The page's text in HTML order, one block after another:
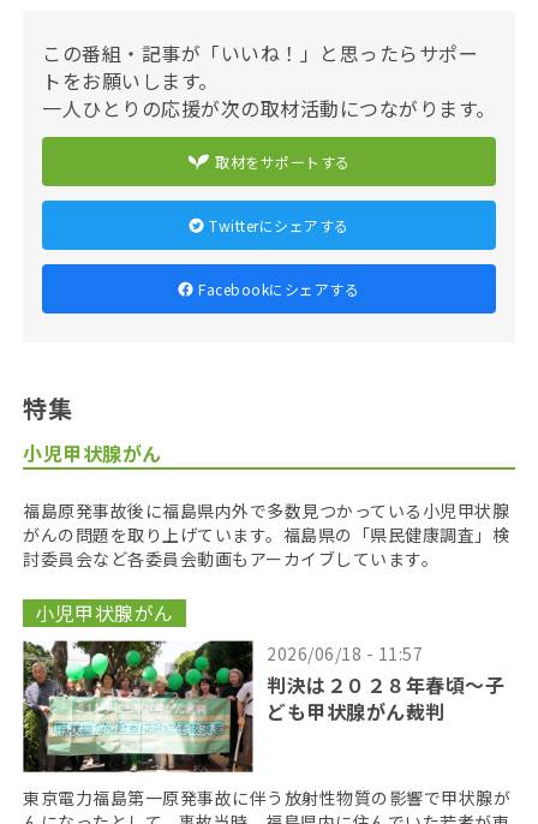
この番組・記事が「いいね！」と思ったらサポー
トをお願いします。
一人ひとりの応援が次の取材活動につながります。
取材をサポートする
Twitterにシェアする
Facebookにシェアする
特集
小児甲状腺がん
福島原発事故後に福島県内外で多数見つかっている小児甲状腺
がんの問題を取り上げています。福島県の「県民健康調査」検
討委員会など各委員会動画もアーカイブしています。
小児甲状腺がん
2026/06/18 - 11:57
判決は２０２８年春頃〜子
ども甲状腺がん裁判
東京電力福島第一原発事故に伴う放射性物質の影響で甲状腺が